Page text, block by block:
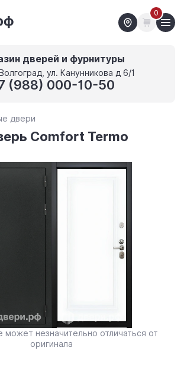
0
дверей и фурнитуры
ул. Канунникова д 6/1
(988) 000-10-50
двери
Comfort Termo
незначительно отличаться от
оригинала